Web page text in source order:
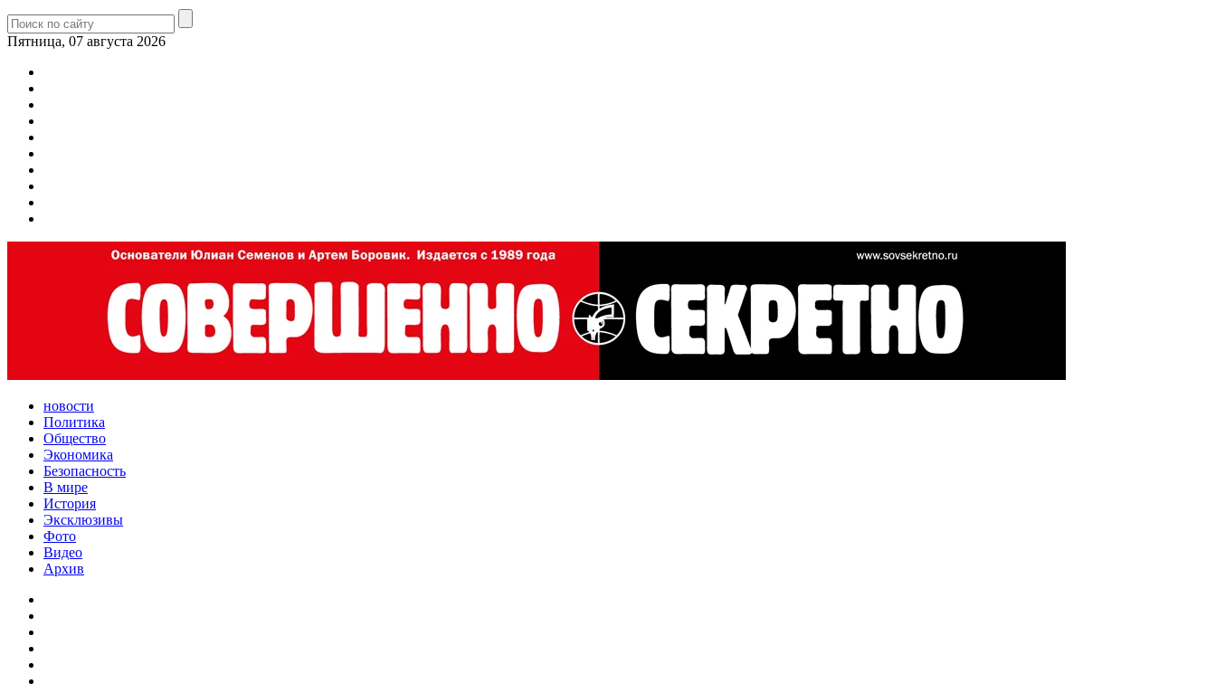
Пятница, 07 августа 2026
новости
Политика
Общество
Экономика
Безопасность
В мире
История
Эксклюзивы
Фото
Видео
Архив